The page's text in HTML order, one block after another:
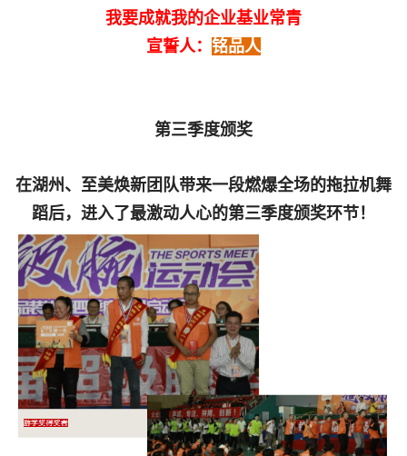
我要成就我的企业基业常青
宣誓人： 铭品人
第三季度颁奖
在湖州、至美焕新团队带来一段燃爆全场的拖拉机舞
蹈后，进入了最激动人心的第三季度颁奖环节！